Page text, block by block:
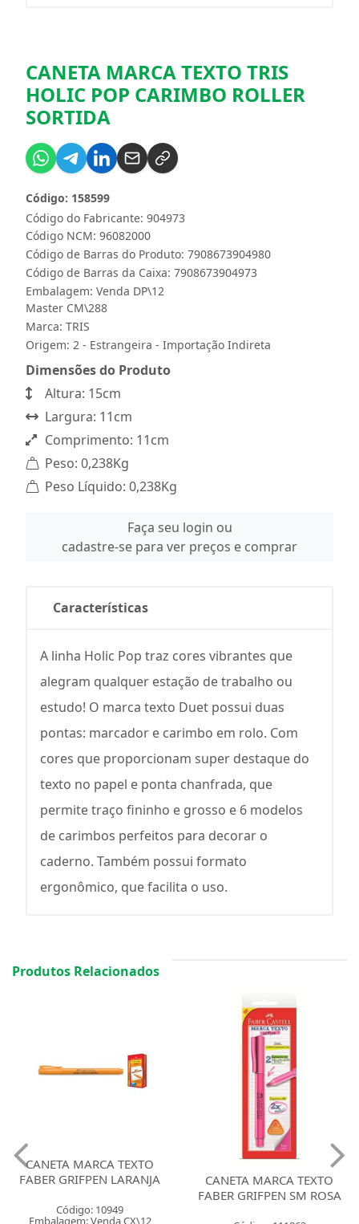
CANETA MARCA TEXTO TRIS
HOLIC POP CARIMBO ROLLER
SORTIDA
Código do Fabricante: 904973
Código: 158599
Código NCM: 96082000
Código de Barras do Produto: 7908673904980
Código de Barras da Caixa: 7908673904973
Embalagem: Venda DP\12
Master CM\288
Marca: TRIS
Origem: 2 - Estrangeira - Importação Indireta
Dimensões do Produto
Altura: 15cm
Largura: 11cm
Comprimento: 11cm
Peso: 0,238Kg
Peso Líquido: 0,238Kg
Faça seu login ou
cadastre-se para ver preços e comprar
Características
A linha Holic Pop traz cores vibrantes que
alegram qualquer estação de trabalho ou
estudo! O marca texto Duet possui duas
pontas: marcador e carimbo em rolo. Com
cores que proporcionam super destaque do
texto no papel e ponta chanfrada, que
permite traço fininho e grosso e 6 modelos
de carimbos perfeitos para decorar o
caderno. Também possui formato
ergonômico, que facilita o uso.
Produtos Relacionados
CANETA MARCA TEXTO
FABER GRIFPEN LARANJA
Código: 10949
Embalagem: Venda CX\12
CANETA MARCA TEXTO
FABER GRIFPEN SM ROSA